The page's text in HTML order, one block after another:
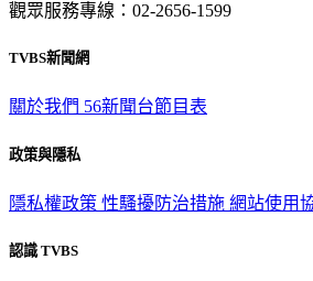
觀眾服務專線：02-2656-1599
TVBS新聞網
關於我們 56新聞台節目表
政策與隱私
隱私權政策 性騷擾防治措施 網站使用
認識 TVBS